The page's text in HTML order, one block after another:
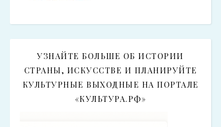
УЗНАЙТЕ БОЛЬШЕ ОБ ИСТОРИИ
СТРАНЫ, ИСКУССТВЕ И ПЛАНИРУЙТЕ
КУЛЬТУРНЫЕ ВЫХОДНЫЕ НА ПОРТАЛЕ
«КУЛЬТУРА.РФ»